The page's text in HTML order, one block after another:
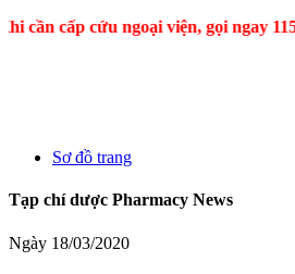
cứu ngoại viện, gọi ngay 115
Sơ đồ trang
Tạp chí dược Pharmacy News
Ngày 18/03/2020